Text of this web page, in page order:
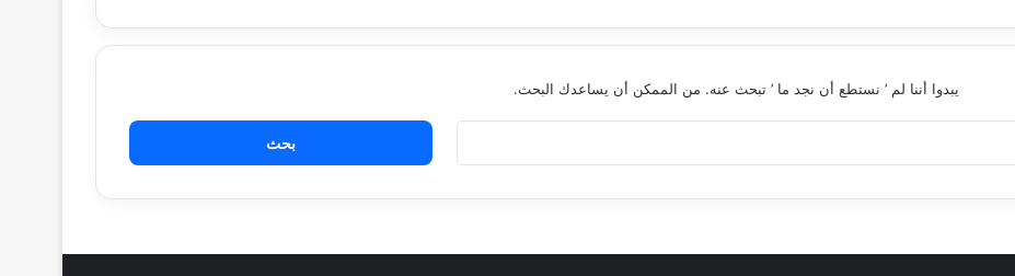
يبدوا أننا لم ’ نستطع أن نجد ما ’ تبحث عنه. من الممكن أن يساعدك البحث.
البحث